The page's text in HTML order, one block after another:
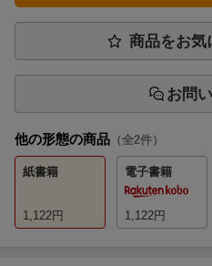
商品をお気
お問
他の形態の商品 （全2件）
紙書籍
1,122円
電子書籍
1,122円